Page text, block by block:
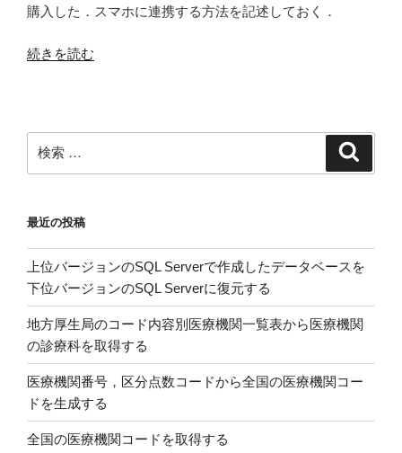
け
冬
死
亡
要
リ
ス
ク
因
子
を
同
定
し
た
購入した．スマホに連携する方法を記述しておく．
“InBody
に
連
る”
の
続きを読む
索:
最近の投稿
上位バージョンのSQL Serverで作成したデータベースを
下位バージョンのSQL Serverに復元する
地方厚生局のコード内容別医療機関一覧表から医療機関
の診療科を取得する
医療機関番号，区分点数コードから全国の医療機関コー
ドを生成する
全国の医療機関コードを取得する